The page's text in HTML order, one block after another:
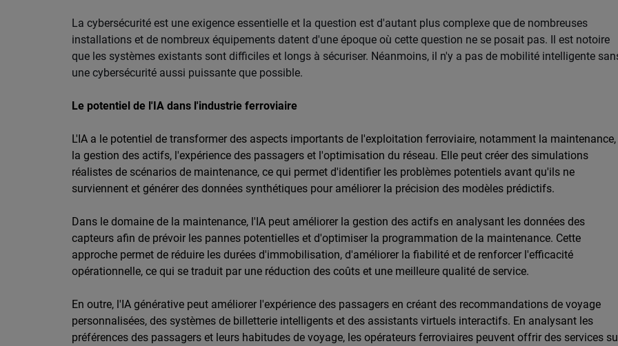
La cybersécurité est une exigence essentielle et la question est d'autant plus complexe que de nombreuses
installations et de nombreux équipements datent d'une époque où cette question ne se posait pas. Il est notoire
que les systèmes existants sont difficiles et longs à sécuriser. Néanmoins, il n'y a pas de mobilité intelligente
une cybersécurité aussi puissante que possible.
Le potentiel de l'IA dans l'industrie ferroviaire
L'IA a le potentiel de transformer des aspects importants de l'exploitation ferroviaire, notamment la maintenance,
la gestion des actifs, l'expérience des passagers et l'optimisation du réseau. Elle peut créer des simulations
réalistes de scénarios de maintenance, ce qui permet d'identifier les problèmes potentiels avant qu'ils ne
surviennent et générer des données synthétiques pour améliorer la précision des modèles prédictifs.
Dans le domaine de la maintenance, l'IA peut améliorer la gestion des actifs en analysant les données des
capteurs afin de prévoir les pannes potentielles et d'optimiser la programmation de la maintenance. Cette
approche permet de réduire les durées d'immobilisation, d'améliorer la fiabilité et de renforcer l'efficacité
opérationnelle, ce qui se traduit par une réduction des coûts et une meilleure qualité de service.
En outre, l'IA générative peut améliorer l'expérience des passagers en créant des recommandations de voyage
personnalisées, des systèmes de billetterie intelligents et des assistants virtuels interactifs. En analysant les
préférences des passagers et leurs habitudes de voyage, les opérateurs ferroviaires peuvent offrir des services